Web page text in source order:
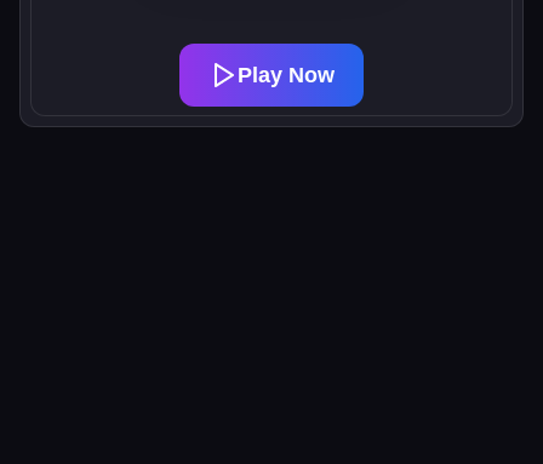
Play Now